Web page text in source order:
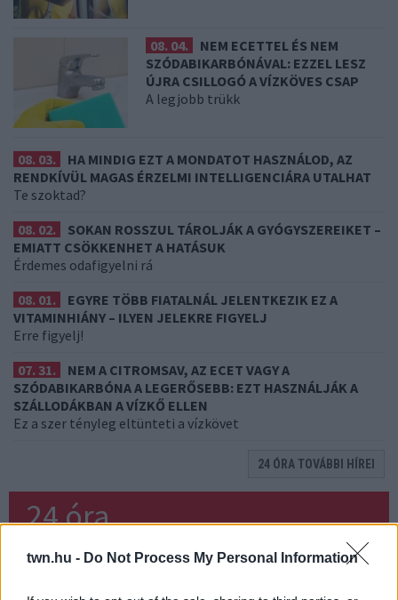
twn.hu - Do Not Process My Personal Information
08. 04.
NEM ECETTEL ÉS NEM
SZÓDABIKARBÓNÁVAL: EZZEL LESZ
ÚJRA CSILLOGÓ A VÍZKÖVES CSAP
A legjobb trükk
08. 03.
HA MINDIG EZT A MONDATOT HASZNÁLOD, AZ
RENDKÍVÜL MAGAS ÉRZELMI INTELLIGENCIÁRA UTALHAT
Te szoktad?
08. 02.
SOKAN ROSSZUL TÁROLJÁK A GYÓGYSZEREIKET –
EMIATT CSÖKKENHET A HATÁSUK
Érdemes odafigyelni rá
08. 01.
EGYRE TÖBB FIATALNÁL JELENTKEZIK EZ A
VITAMINHIÁNY – ILYEN JELEKRE FIGYELJ
Erre figyelj!
07. 31.
NEM A CITROMSAV, AZ ECET VAGY A
SZÓDABIKARBÓNA A LEGERŐSEBB: EZT HASZNÁLJÁK A
SZÁLLODÁKBAN A VÍZKŐ ELLEN
Ez a szer tényleg eltünteti a vízkövet
24 ÓRA TOVÁBBI HÍREI
24 óra